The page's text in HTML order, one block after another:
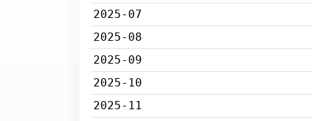
2025-07
2025-08
2025-09
2025-10
2025-11